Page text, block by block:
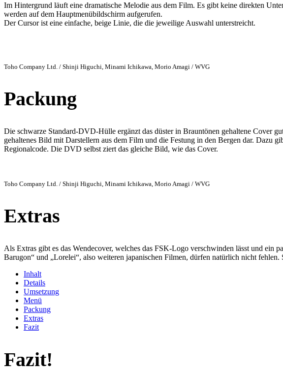
Im Hintergrund läuft eine dramatische Melodie aus dem Film. Es gibt keine direkten
werden auf dem Hauptmenübildschirm aufgerufen.
Der Cursor ist eine einfache, beige Linie, die die jeweilige Auswahl unterstreicht.
Toho Company Ltd. / Shinji Higuchi, Minami Ichikawa, Morio Amagi / WVG
Packung
Die schwarze Standard-DVD-Hülle ergänzt das düster in Brauntönen gehaltene Cover
gehaltenes Bild mit Darstellern aus dem Film und die Festung in den Bergen dar. Dazu
Regionalcode. Die DVD selbst ziert das gleiche Bild, wie das Cover.
Toho Company Ltd. / Shinji Higuchi, Minami Ichikawa, Morio Amagi / WVG
Extras
Als Extras gibt es das Wendecover, welches das FSK-Logo verschwinden lässt und ein
Barugon“ und „Lorelei“, also weiteren japanischen Filmen, dürfen natürlich nicht
Inhalt
Details
Umsetzung
Menü
Packung
Extras
Fazit
Fazit!